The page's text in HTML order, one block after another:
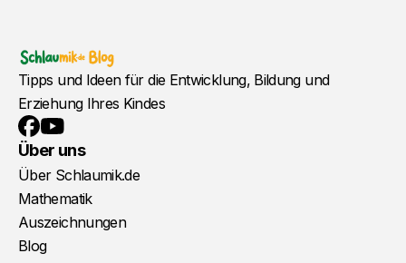
Tipps und Ideen für die Entwicklung, Bildung und
Erziehung Ihres Kindes
Facebook
YouTube
Über uns
Über Schlaumik.de
Mathematik
Auszeichnungen
Blog